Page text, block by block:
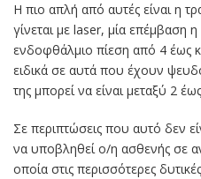
Η πιο απλή από αυτές είναι η
γίνεται με laser, μία επέμβαση
ενδοφθάλμιο πίεση από 4 έως
ειδικά σε αυτά που έχουν
της μπορεί να είναι μεταξύ 2
Σε περιπτώσεις που αυτό δεν
να υποβληθεί ο/η ασθενής σε
οποία στις περισσότερες